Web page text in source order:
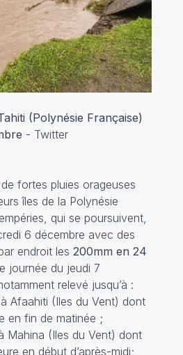
(Polynésie Française)
- Twitter
fortes pluies orageuses
îles de la Polynésie
qui se poursuivent,
6 décembre avec des
endroit les 200mm en 24
journée du jeudi 7
relevé jusqu’à :
Afaahiti (Iles du Vent) dont
en fin de matinée ;
Mahina (Iles du Vent) dont
en début d’après-midi;